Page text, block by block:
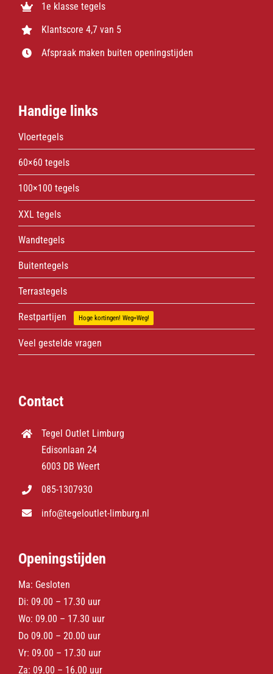
1e klasse tegels
Klantscore 4,7 van 5
Afspraak maken buiten openingstijden
Handige links
Vloertegels
60×60 tegels
100×100 tegels
XXL tegels
Wandtegels
Buitentegels
Terrastegels
Restpartijen Hoge kortingen! Weg=Weg!
Veel gestelde vragen
Contact
Tegel Outlet Limburg
Edisonlaan 24
6003 DB Weert
085-1307930
info@tegeloutlet-limburg.nl
Openingstijden
Ma: Gesloten
Di: 09.00 – 17.30 uur
Wo: 09.00 – 17.30 uur
Do 09.00 – 20.00 uur
Vr: 09.00 – 17.30 uur
Za: 09.00 – 16.00 uur